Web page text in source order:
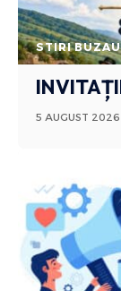
STIRI BUZAU
5 AUGUST 2026